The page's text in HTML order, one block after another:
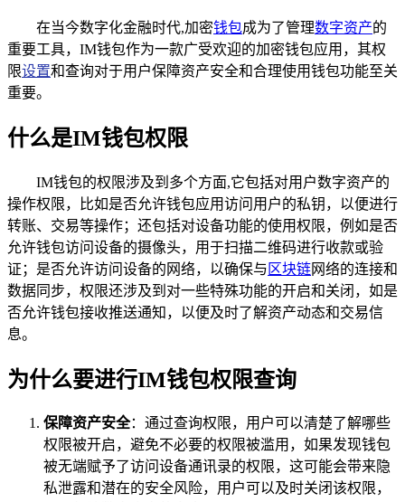
在当今数字化金融时代,加密钱包成为了管理数字资产的
重要工具，IM钱包作为一款广受欢迎的加密钱包应用，其权
限设置和查询对于用户保障资产安全和合理使用钱包功能至关
重要。
什么是IM钱包权限
IM钱包的权限涉及到多个方面,它包括对用户数字资产的
操作权限，比如是否允许钱包应用访问用户的私钥，以便进行
转账、交易等操作；还包括对设备功能的使用权限，例如是否
允许钱包访问设备的摄像头，用于扫描二维码进行收款或验
证；是否允许访问设备的网络，以确保与 区块链网络的连接和
数据同步，权限还涉及到对一些特殊功能的开启和关闭，如是
否允许钱包接收推送通知，以便及时了解资产动态和交易信
息。
为什么要进行IM钱包权限查询
保障资产安全：通过查询权限，用户可以清楚了解哪些
权限被开启，避免不必要的权限被滥用，如果发现钱包
被无端赋予了访问设备通讯录的权限，这可能会带来隐
私泄露和潜在的安全风险，用户可以及时关闭该权限，